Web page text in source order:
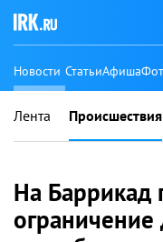
Новости СтатьиАфиша
Лента Происшествия
На Баррикад